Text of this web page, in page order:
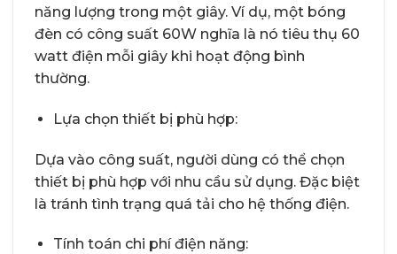
năng lượng trong một giây. Ví dụ, một bóng
đèn có công suất 60W nghĩa là nó tiêu thụ 60
watt điện mỗi giây khi hoạt động bình
thường.
Lựa chọn thiết bị phù hợp:
Dựa vào công suất, người dùng có thể chọn
thiết bị phù hợp với nhu cầu sử dụng. Đặc biệt
là tránh tình trạng quá tải cho hệ thống điện.
Tính toán chi phí điện năng: